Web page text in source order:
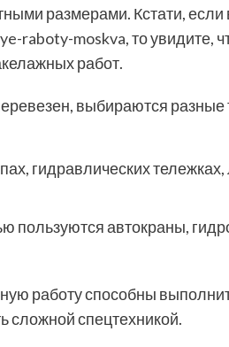
размерами. Кстати, если
raboty-moskva, то увидите,
работ.
выбираются разные
гидравлических
пользуются автокраны,
работу способны
спецтехникой.